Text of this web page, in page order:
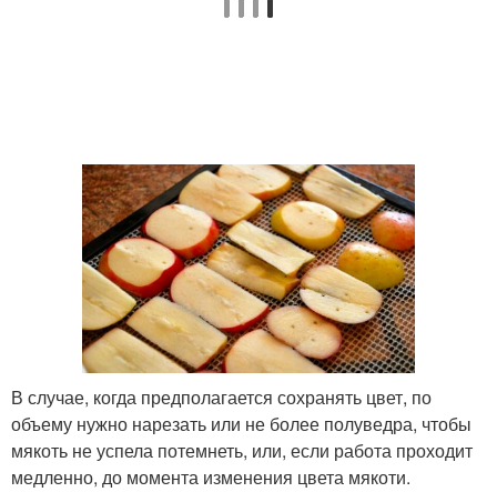
В случае, когда предполагается сохранять цвет, по
объему нужно нарезать или не более полуведра, чтобы
мякоть не успела потемнеть, или, если работа проходит
медленно, до момента изменения цвета мякоти.